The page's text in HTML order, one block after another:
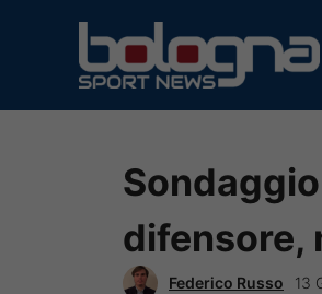
contenuto
difensore,
Federico Russo 13